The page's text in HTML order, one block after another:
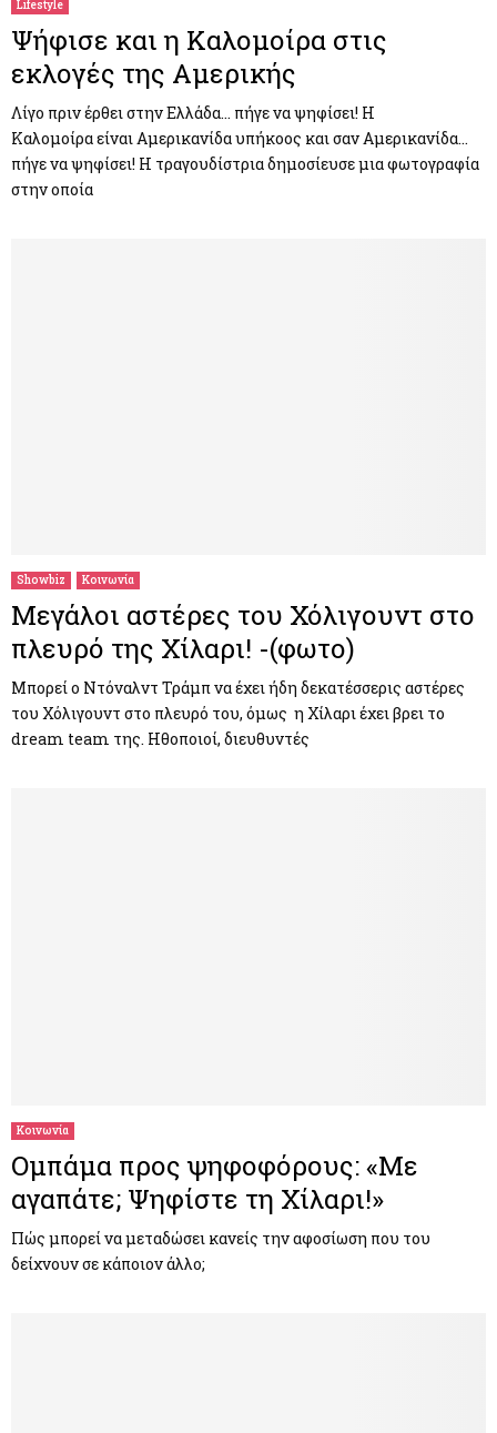
Lifestyle
Ψήφισε και η Καλομοίρα στις
εκλογές της Αμερικής
Λίγο πριν έρθει στην Ελλάδα… πήγε να ψηφίσει! Η
Καλομοίρα είναι Αμερικανίδα υπήκοος και σαν Αμερικανίδα…
πήγε να ψηφίσει! Η τραγουδίστρια δημοσίευσε μια φωτογραφία
στην οποία
Showbiz Κοινωνία
Μεγάλοι αστέρες του Χόλιγουντ στο
πλευρό της Χίλαρι! -(φωτο)
Μπορεί ο Ντόναλντ Τράμπ να έχει ήδη δεκατέσσερις αστέρες
του Χόλιγουντ στο πλευρό του, όμως η Χίλαρι έχει βρει το
dream team της. Ηθοποιοί, διευθυντές
Κοινωνία
Ομπάμα προς ψηφοφόρους: «Με
αγαπάτε; Ψηφίστε τη Χίλαρι!»
Πώς μπορεί να μεταδώσει κανείς την αφοσίωση που του
δείχνουν σε κάποιον άλλο;